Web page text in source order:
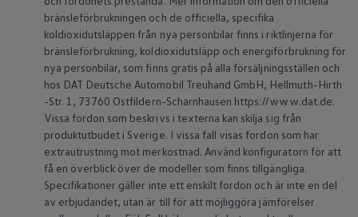
Business Lease
Företagsleasing
Personalbil
Bonus malus
TCO - Total ägandekostnad
Ordlista
Fleet Interface Data
Millån
Köpa
Bygg din bil
Erbjudanden
Boka provkörning
Vilken Volkswagen passar dig?
Offertförfrågan
bränsleförbrukningen och de officiella, specifika
koldioxidutsläppen från nya personbilar finns i riktlinjerna för
bränsleförbrukning, koldioxidutsläpp och energiförbrukning för
nya personbilar, som finns gratis på alla försäljningsställen och
hos DAT Deutsche Automobil Treuhand GmbH, Hellmuth-Hirth
-Str. 1, 73760 Ostfildern-Scharnhausen https://www.dat.de.
Vissa fordon som beskrivs i texterna kan skilja sig från
produktutbudet i Sverige. I vissa fall visas fordon som har
extrautrustning mot merkostnad. Använd konfiguratorn för att
få en överblick över de modeller som finns tillgängliga.
Specifikationer gäller inte ett enskilt fordon och är inte en del
av erbjudandet, utan är till för att möjliggöra jämförelser